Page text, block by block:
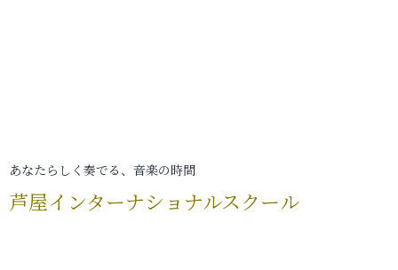
あなたらしく奏でる、音楽の時間
芦屋インターナショナルスクール